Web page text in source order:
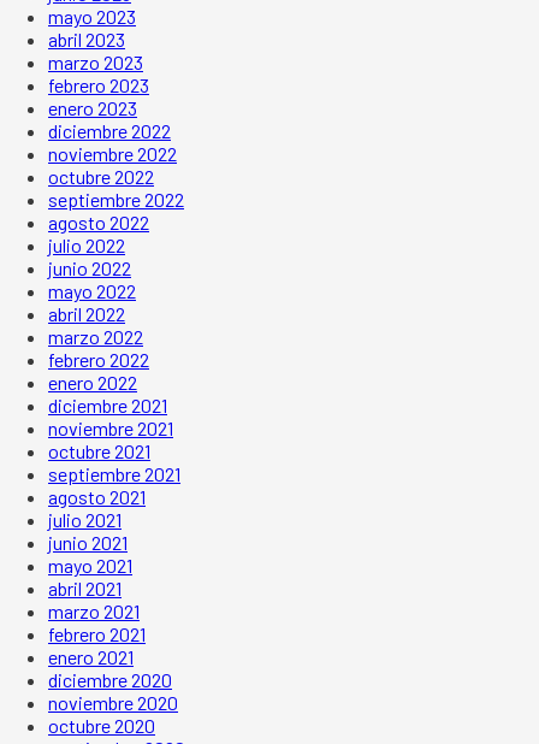
mayo 2023
abril 2023
marzo 2023
febrero 2023
enero 2023
diciembre 2022
noviembre 2022
octubre 2022
septiembre 2022
agosto 2022
julio 2022
junio 2022
mayo 2022
abril 2022
marzo 2022
febrero 2022
enero 2022
diciembre 2021
noviembre 2021
octubre 2021
septiembre 2021
agosto 2021
julio 2021
junio 2021
mayo 2021
abril 2021
marzo 2021
febrero 2021
enero 2021
diciembre 2020
noviembre 2020
octubre 2020